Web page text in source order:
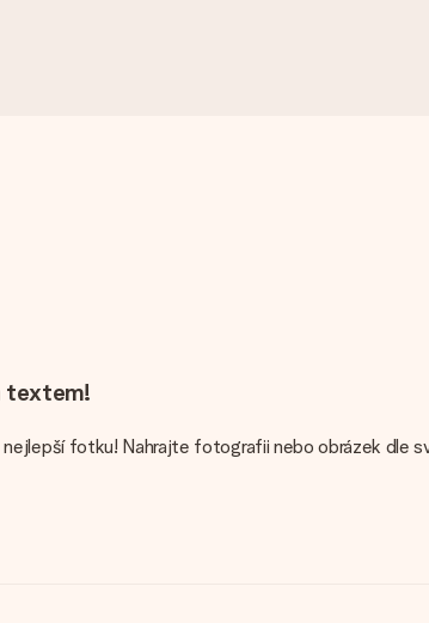
textem!
fotku! Nahrajte fotografii nebo obrázek dle